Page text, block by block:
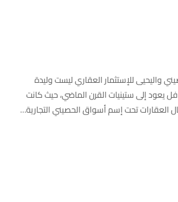
واليحيى للإستثمار العقاري ليست وليدة
يعود إلى ستينيات القرن الماضي، حيث كانت
تحت إسم أسواق الحصيني التجارية…